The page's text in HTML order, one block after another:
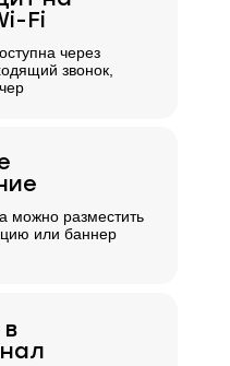
Fi
через
звонок,
можно разместить
или баннер